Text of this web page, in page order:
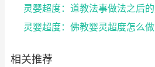
灵婴超度：佛教婴灵超度怎么做
相关推荐